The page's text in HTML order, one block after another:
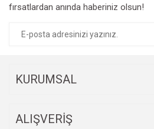
fırsatlardan anında haberiniz olsun!
KURUMSAL
ALIŞVERİŞ